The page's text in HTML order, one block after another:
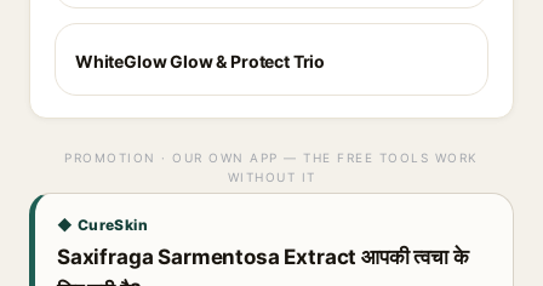
WhiteGlow Glow & Protect Trio
PROMOTION · OUR OWN APP — THE FREE TOOLS WORK
WITHOUT IT
◆ CureSkin
Saxifraga Sarmentosa Extract आपकी त्वचा के